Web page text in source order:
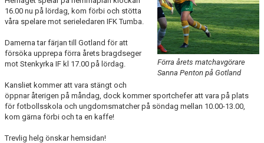
TRYGGHET OCH VÄRDEGRUND
PARTNERSKAP & SPONSRING
SKOLSAMARBETEN
SOCIAL HÅLLBARHET
Förra årets matchavgörare
Sanna Penton på Gotland
16.00 nu på lördag, kom förbi och stötta
våra spelare mot serieledaren IFK Tumba.
Damerna tar färjan till Gotland för att
försöka upprepa förra årets bragdseger
mot Stenkyrka IF kl 17.00 på lördag.
Kansliet kommer att vara stängt och
öppnar återigen på måndag, dock kommer sportchefer att vara på plats
för fotbollsskola och ungdomsmatcher på söndag mellan 10.00-13.00,
kom gärna förbi och ta en kaffe!
Trevlig helg önskar hemsidan!